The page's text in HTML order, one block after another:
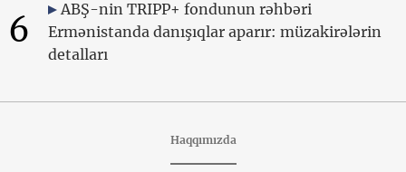
6
ABŞ-nin TRIPP+ fondunun rəhbəri
Ermənistanda danışıqlar aparır: müzakirələrin
detalları
Haqqımızda